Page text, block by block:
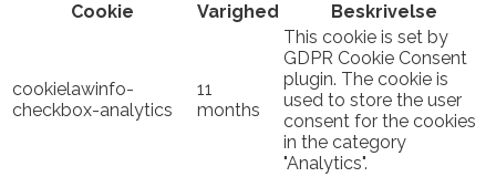
Cookie
Varighed Beskrivelse
cookielawinfo-
checkbox-analytics
11
months
This cookie is set by
GDPR Cookie Consent
plugin. The cookie is
used to store the user
consent for the cookies
in the category
"Analytics".